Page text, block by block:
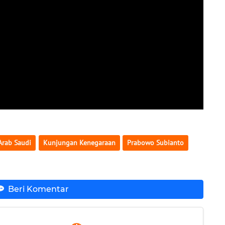
Saudi Kunjungan Kenegaraan Prabowo Subianto
Beri Komentar